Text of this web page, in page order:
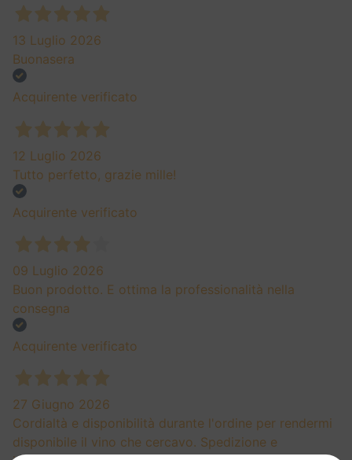
13 Luglio 2026
Buonasera
Acquirente verificato
12 Luglio 2026
Tutto perfetto, grazie mille!
Acquirente verificato
09 Luglio 2026
Buon prodotto. E ottima la professionalità nella
consegna
Acquirente verificato
27 Giugno 2026
Cordialtà e disponibilità durante l'ordine per rendermi
disponibile il vino che cercavo. Spedizione e